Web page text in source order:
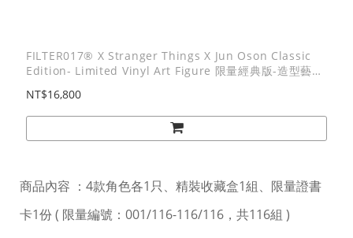
FILTER017® X Stranger Things X Jun Oson Classic
Edition- Limited Vinyl Art Figure 限量經典版-造型藝術
NT$16,800
商品內容 ：4款角色各1只、精裝收藏盒1組、限量證書
卡1份 ( 限量編號：001/116-116/116，共116組 )